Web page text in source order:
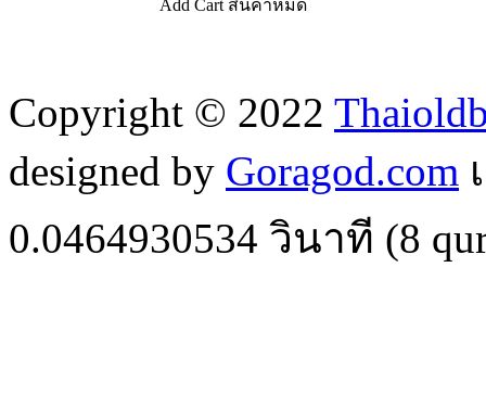
Add Cart สินค้าหมด
Copyright © 2022
designed by Goragod.com
0.0464930534 วินาที (8